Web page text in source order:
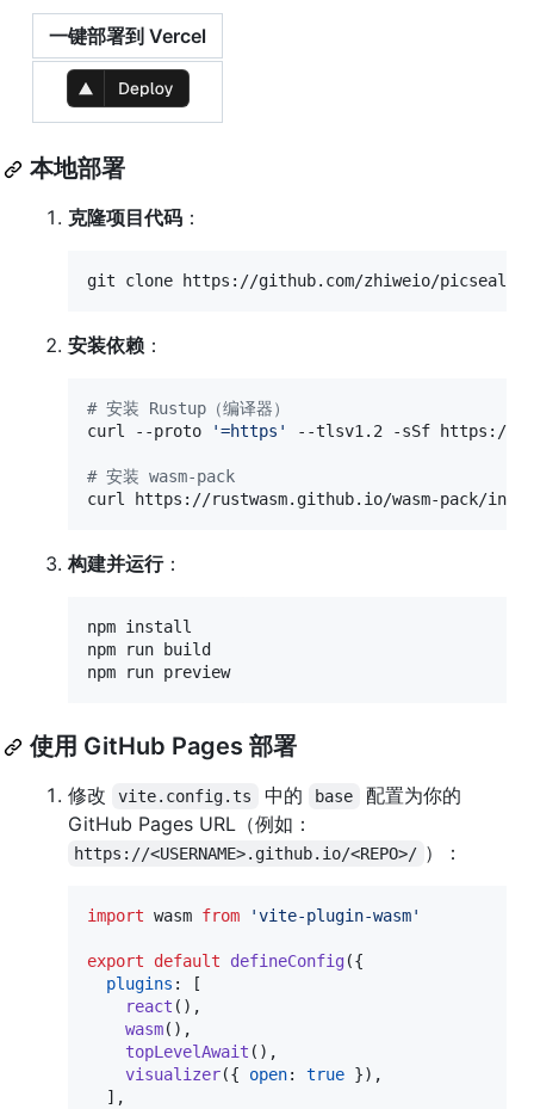
一键部署到 Vercel
本地部署
克隆项目代码 ：
git clone https://github.com/zhiweio/picseal
安装依赖 ：
# 安装 Rustup（编译器）
curl --proto
'=https ' --tlsv1.2 -sSf https://
# 安装 wasm-pack
curl https://rustwasm.github.io/wasm-pack/
构建并运行：
npm install
npm run build
npm run preview
使用 GitHub Pages 部署
修改 vite.config.ts 中的 base
配置为你的
GitHub Pages URL（例如：
https://<USERNAME>.github.io/<REPO>/ ）：
import wasm from 'vite-plugin-wasm'
export default defineConfig({
plugins :
[
react ( ) ,
wasm( ) ,
topLevelAwait ( ) ,
visualizer({ open: true }) ,
] ,